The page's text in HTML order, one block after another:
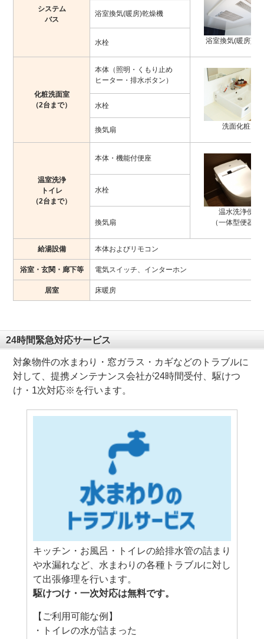
システム
バス
浴室換気(暖房)乾
浴室換気(暖房)乾燥機
水栓
化粧洗面室
（2台まで）
本体（照明・くもり止め
ヒーター・排水ボタン）
洗面化粧台
水栓
換気扇
温室洗浄
トイレ
（2台まで）
本体・機能付便座
温水洗浄便座
（一体型便器含
水栓
換気扇
給湯設備 本体およびリモコン
浴室・玄関・廊下等 電気スイッチ、インターホン
居室 床暖房
24時間緊急対応サービス
対象物件の水まわり・窓ガラス・カギなどのトラブルに
対して、提携メンテナンス会社が24時間受付、駆けつ
け・1次対応※を行います。
キッチン・お風呂・トイレの給排水管の詰まり
や水漏れなど、水まわりの各種トラブルに対し
て出張修理を行います。
駆けつけ・一次対応は無料です。
【ご利用可能な例】
・トイレの水が詰まった